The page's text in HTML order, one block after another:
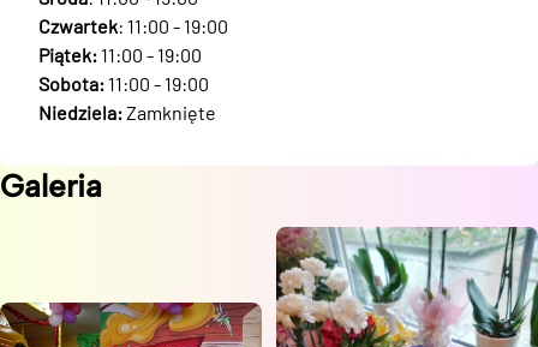
Czwartek: 11:00 - 19:00
Piątek: 11:00 - 19:00
Sobota: 11:00 - 19:00
Niedziela:Zamknięte
Galeria